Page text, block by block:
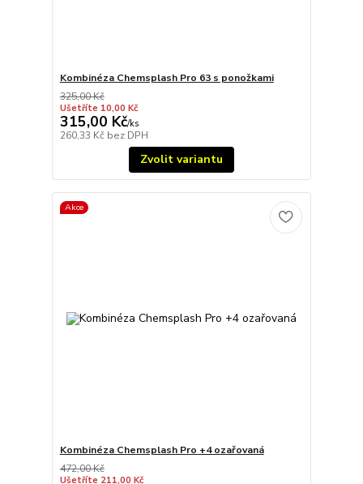
Kombinéza Chemsplash Pro 63 s ponožkami
325,00 Kč
Ušetříte 10,00 Kč
315,00 Kč/ks
260,33 Kč bez DPH
Zvolit variantu
Akce
Kombinéza Chemsplash Pro +4 ozařovaná
472,00 Kč
Ušetříte 211,00 Kč